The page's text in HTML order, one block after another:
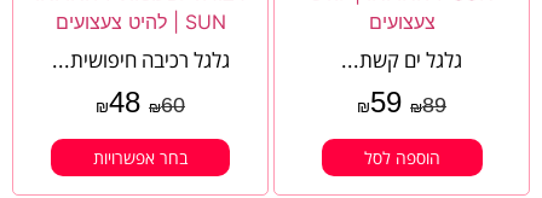
גלגל ים קשת...
₪89
₪59
הוספה לסל
גלגל רכיבה חיפושית...
₪60
₪48
בחר אפשרויות